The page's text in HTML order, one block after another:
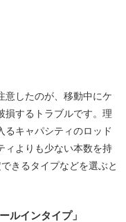
意したのが、移動中にケ
損するトラブルです。理
るキャパシティのロッド
ィよりも少ない本数を持
きるタイプなどを選ぶと
ルインタイプ」